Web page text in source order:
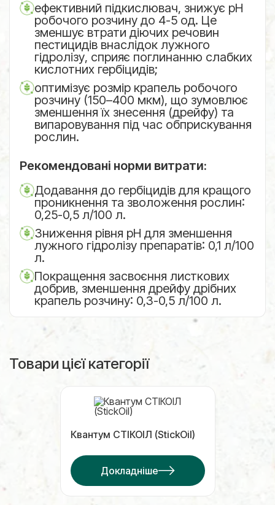
ефективний підкислювач, знижує рН
робочого розчину до 4-5 од. Це
зменшує втрати діючих речовин
пестицидів внаслідок лужного
гідролізу, сприяє поглинанню слабких
кислотних гербіцидів;
оптимізує розмір крапель робочого
розчину (150–400 мкм), що зумовлює
зменшення їх знесення (дрейфу) та
випаровування під час обприскування
рослин.
Рекомендовані норми витрати:
Додавання до гербіцидів для кращого
проникнення та зволоження рослин:
0,25-0,5 л/100 л.
Зниження рівня рН для зменшення
лужного гідролізу препаратів: 0,1 л/100
л.
Покращення засвоєння листкових
добрив, зменшення дрейфу дрібних
крапель розчину: 0,3-0,5 л/100 л.
Товари цієї категорії
Квантум СТІКОІЛ (StickOil)
Докладніше